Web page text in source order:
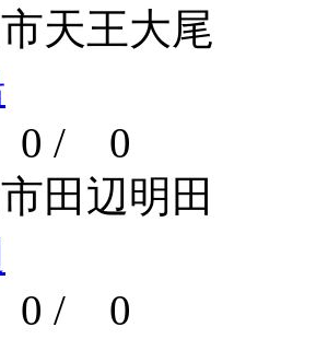
天王大尾
0 / 0
田辺明田
0 / 0